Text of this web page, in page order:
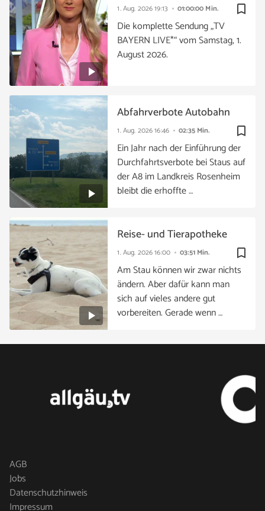
bookmark_border
1. Aug. 202619:13 01:00:00 Min.
Die komplette Sendung „TV
BAYERN LIVE*“ vom Samstag, 1.
August 2026.
bookmark_border
1. Aug. 202616:46 02:35 Min.
Abfahrverbote Autobahn
Ein Jahr nach der Einführung der
Durchfahrtsverbote bei Staus auf
der A8 im Landkreis Rosenheim
bleibt die erhoffte …
bookmark_border
1. Aug. 202616:00 03:51 Min.
Reise- und Tierapotheke
Am Stau können wir zwar nichts
ändern. Aber dafür kann man
sich auf vieles andere gut
vorbereiten. Gerade wenn …
AGB
Jobs
Datenschutzhinweis
Impressum